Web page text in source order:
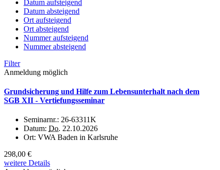
Datum aufsteigend
Datum absteigend
Ort aufsteigend
Ort absteigend
Nummer aufsteigend
Nummer absteigend
Filter
Anmeldung möglich
Grundsicherung und Hilfe zum Lebensunterhalt nach dem
SGB XII - Vertiefungsseminar
Seminarnr.: 26-63311K
Datum: Do. 22.10.2026
Ort: VWA Baden in Karlsruhe
298,00 €
weitere Details